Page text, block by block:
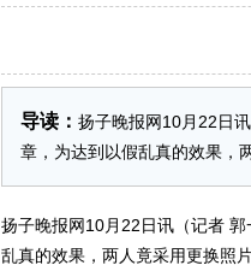
导读： 扬子晚报网10月22日
章，为达到以假乱真的效果，
扬子晚报网10月22日讯（记者
乱真的效果，两人竟采用更换照